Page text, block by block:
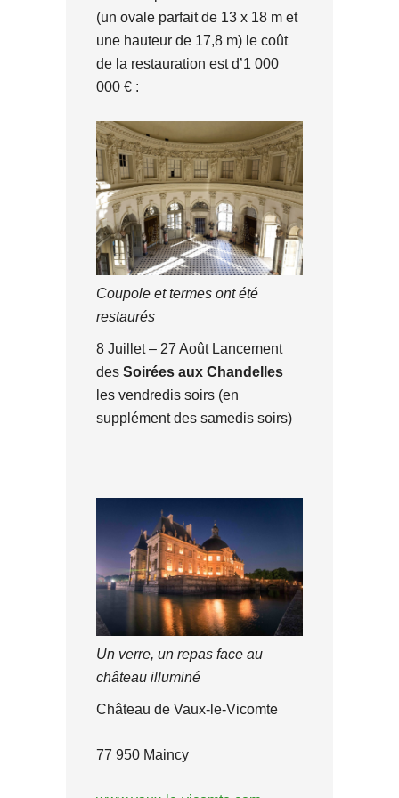
(un ovale parfait de 13 x 18 m et
une hauteur de 17,8 m) le coût
de la restauration est d’1 000
000 € :
Coupole et termes ont été
restaurés
8 Juillet – 27 Août Lancement
des Soirées aux Chandelles
les vendredis soirs (en
supplément des samedis soirs)
Un verre, un repas face au
château illuminé
Château de Vaux-le-Vicomte
77 950 Maincy